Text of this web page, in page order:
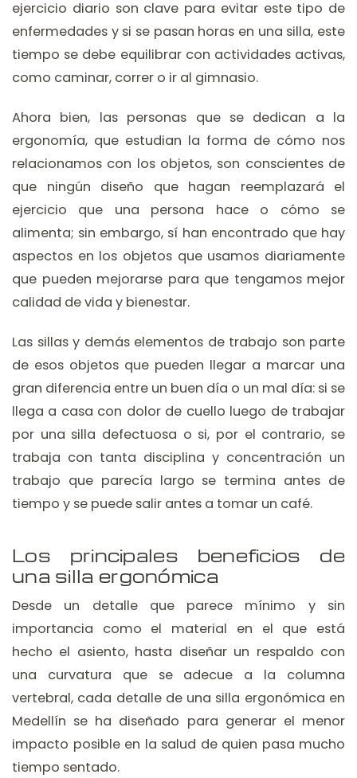
ejercicio diario son clave para evitar este tipo de
enfermedades y si se pasan horas en una silla, este
tiempo se debe equilibrar con actividades activas,
como caminar, correr o ir al gimnasio.
Ahora bien, las personas que se dedican a la
ergonomía, que estudian la forma de cómo nos
relacionamos con los objetos, son conscientes de
que ningún diseño que hagan reemplazará el
ejercicio que una persona hace o cómo se
alimenta; sin embargo, sí han encontrado que hay
aspectos en los objetos que usamos diariamente
que pueden mejorarse para que tengamos mejor
calidad de vida y bienestar.
Las sillas y demás elementos de trabajo son parte
de esos objetos que pueden llegar a marcar una
gran diferencia entre un buen día o un mal día: si se
llega a casa con dolor de cuello luego de trabajar
por una silla defectuosa o si, por el contrario, se
trabaja con tanta disciplina y concentración un
trabajo que parecía largo se termina antes de
tiempo y se puede salir antes a tomar un café.
Los principales beneficios de
una silla ergonómica
Desde un detalle que parece mínimo y sin
importancia como el material en el que está
hecho el asiento, hasta diseñar un respaldo con
una curvatura que se adecue a la columna
vertebral, cada detalle de una silla ergonómica en
Medellín se ha diseñado para generar el menor
impacto posible en la salud de quien pasa mucho
tiempo sentado.